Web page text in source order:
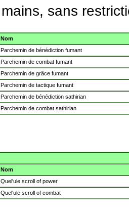
mains, sans
Nom
Parchemin de bénédiction fumant
Parchemin de combat fumant
Parchemin de grâce fumant
Parchemin de tactique fumant
Parchemin de bénédiction sathirian
Parchemin de combat sathirian
Nom
Quel'ule scroll of power
Quel'ule scroll of combat